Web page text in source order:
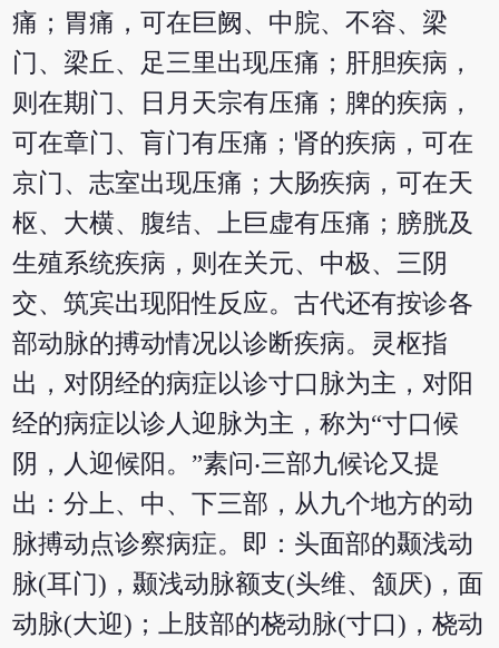
痛；胃痛，可在巨阙、中脘、不容、梁
门、梁丘、足三里出现压痛；肝胆疾病，
则在期门、日月天宗有压痛；脾的疾病，
可在章门、肓门有压痛；肾的疾病，可在
京门、志室出现压痛；大肠疾病，可在天
枢、大横、腹结、上巨虚有压痛；膀胱及
生殖系统疾病，则在关元、中极、三阴
交、筑宾出现阳性反应。古代还有按诊各
部动脉的搏动情况以诊断疾病。灵枢指
出，对阴经的病症以诊寸口脉为主，对阳
经的病症以诊人迎脉为主，称为“寸口候
阴，人迎候阳。”素问‧三部九候论又提
出：分上、中、下三部，从九个地方的动
脉搏动点诊察病症。即：头面部的颞浅动
脉(耳门)，颞浅动脉额支(头维、颔厌)，面
动脉(大迎)；上肢部的桡动脉(寸口)，桡动